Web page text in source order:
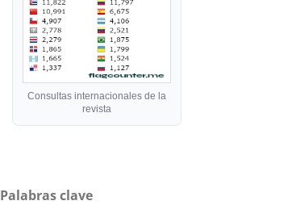
Consultas internacionales de la
revista
Palabras clave